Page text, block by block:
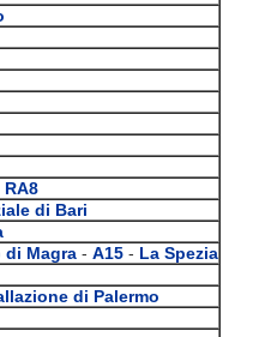
RA8
di Bari
di Magra - A15 - La Spezia
di Palermo